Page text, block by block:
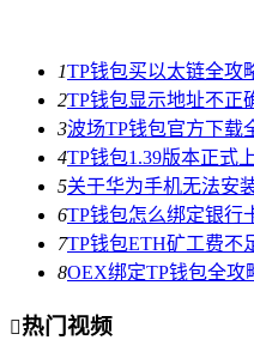
1TP钱包买以太链全攻
2TP钱包显示地址不正
3波场TP钱包官方下载
4TP钱包1.39版本正式
5关于华为手机无法安
6TP钱包怎么绑定银行
7TP钱包ETH矿工费不
8OEX绑定TP钱包全攻
热门视频